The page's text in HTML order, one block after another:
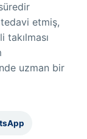
etmiş,
takılması
uzman bir